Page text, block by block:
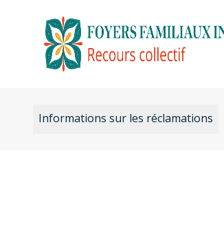
Informations sur les réclamations